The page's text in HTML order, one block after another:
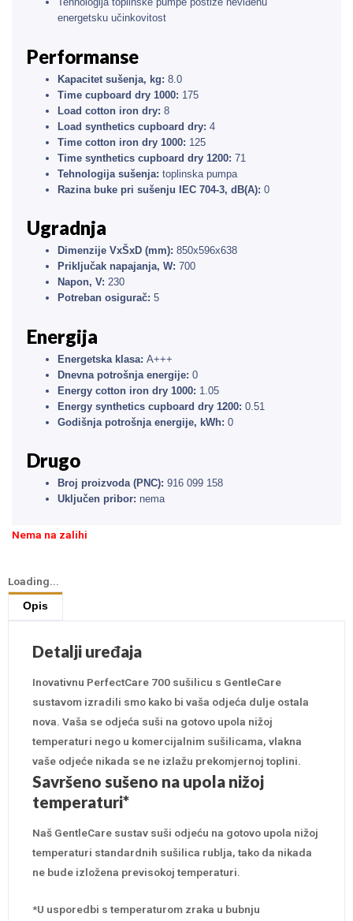
energetsku učinkovitost
Performanse
Kapacitet sušenja, kg: 8.0
Time cupboard dry 1000: 175
Load cotton iron dry: 8
Load synthetics cupboard dry: 4
Time cotton iron dry 1000: 125
Time synthetics cupboard dry 1200: 71
Tehnologija sušenja: toplinska pumpa
Razina buke pri sušenju IEC 704-3, dB(A): 0
Ugradnja
Dimenzije VxŠxD (mm): 850x596x638
Priključak napajanja, W: 700
Napon, V: 230
Potreban osigurač: 5
Energija
Energetska klasa: A+++
Dnevna potrošnja energije: 0
Energy cotton iron dry 1000: 1.05
Energy synthetics cupboard dry 1200: 0.51
Godišnja potrošnja energije, kWh: 0
Drugo
Broj proizvoda (PNC): 916 099 158
Uključen pribor: nema
Nema na zalihi
Loading...
Opis
Detalji uređaja
Inovativnu PerfectCare 700 sušilicu s GentleCare
sustavom izradili smo kako bi vaša odjeća dulje ostala
nova. Vaša se odjeća suši na gotovo upola nižoj
temperaturi nego u komercijalnim sušilicama, vlakna
vaše odjeće nikada se ne izlažu prekomjernoj toplini.
Savršeno sušeno na upola nižoj
temperaturi*
Naš GentleCare sustav suši odjeću na gotovo upola nižoj
temperaturi standardnih sušilica rublja, tako da nikada
ne bude izložena previsokoj temperaturi.
*U usporedbi s temperaturom zraka u bubnju